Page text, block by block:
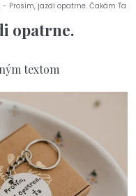
- Prosím, jazdi opatrne. Čakám Ťa
opatrne.
textom